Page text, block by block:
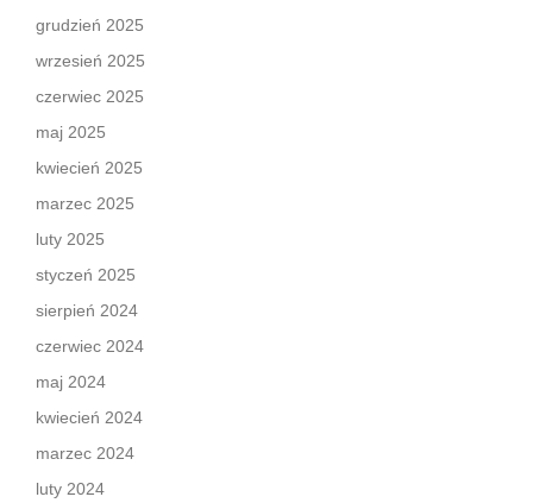
grudzień 2025
wrzesień 2025
czerwiec 2025
maj 2025
kwiecień 2025
marzec 2025
luty 2025
styczeń 2025
sierpień 2024
czerwiec 2024
maj 2024
kwiecień 2024
marzec 2024
luty 2024